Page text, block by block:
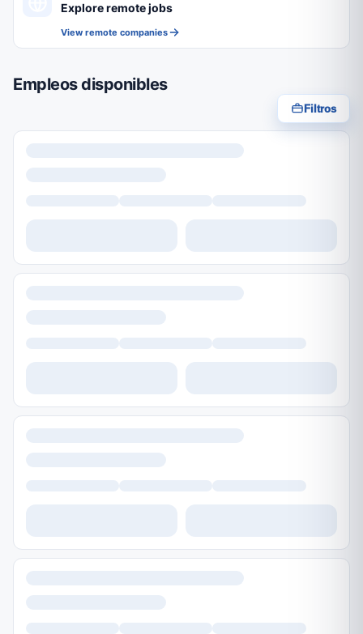
Explore remote jobs
View remote companies
Empleos disponibles
Filtros